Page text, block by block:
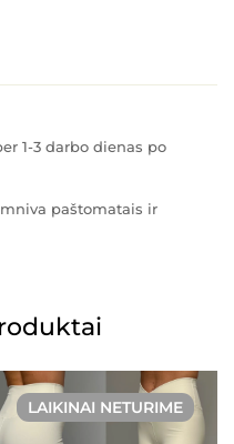
1-3 darbo dienas po
paštomatais ir
LAIKINAI NETURIME